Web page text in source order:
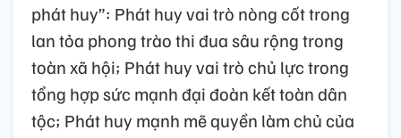
phát huy”: Phát huy vai trò nòng cốt trong
lan tỏa phong trào thi đua sâu rộng trong
toàn xã hội; Phát huy vai trò chủ lực trong
tổng hợp sức mạnh đại đoàn kết toàn dân
tộc; Phát huy mạnh mẽ quyền làm chủ của